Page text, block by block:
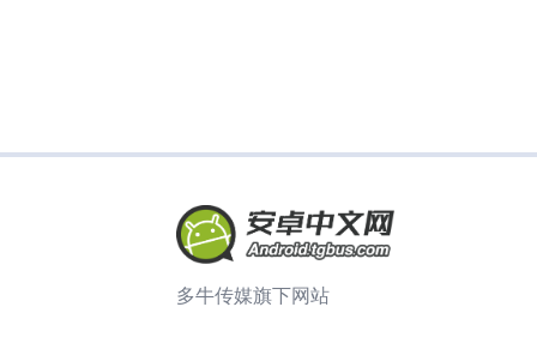
多牛传媒旗下网站